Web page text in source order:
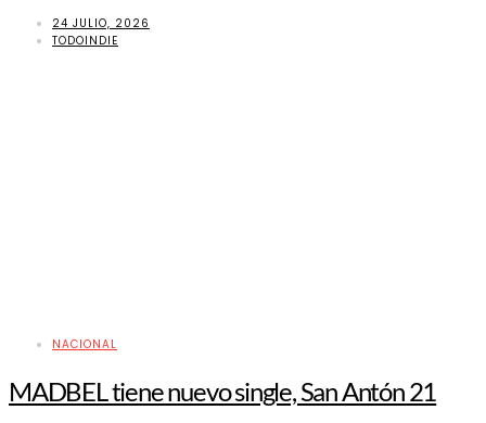
24 JULIO, 2026
TODOINDIE
NACIONAL
MADBEL tiene nuevo single, San Antón 21